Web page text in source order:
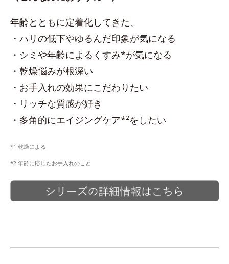
年齢とともに定着化してきた、
・ハリの低下やゆるんだ印象が気になる
・シミや年齢によるくすみ*が気になる
・乾燥悩みが根深い
・お手入れの効果にこだわりたい
・リッチな質感が好き
・多角的にエイジングケア*²をしたい
*1 乾燥による
*2 年齢に応じたお手入れのこと